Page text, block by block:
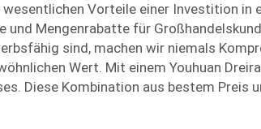
wesentlichen Vorteile einer Investition
und Mengenrabatte für
sind, machen wir niemals
Wert. Mit einem Youhuan
Diese Kombination aus bestem